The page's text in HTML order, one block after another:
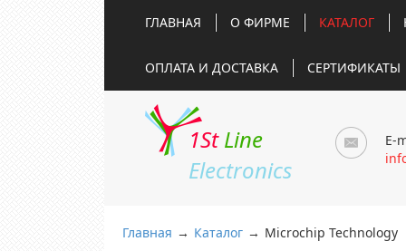
ГЛАВНАЯ О ФИРМЕ КАТАЛОГ
ОПЛАТА И ДОСТАВКА СЕРТИФИКАТЫ
1St Line
Electronics
E-
Главная → Каталог → Microchip Technology